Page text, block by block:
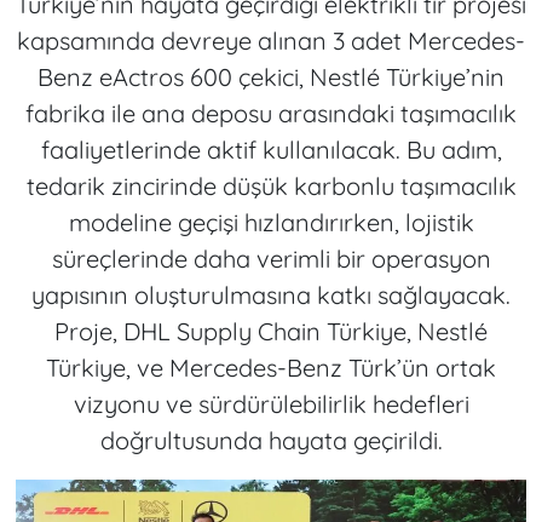
kapsamında devreye alınan 3 adet Mercedes-
Benz eActros 600 çekici, Nestlé Türkiye’nin
fabrika ile ana deposu arasındaki taşımacılık
faaliyetlerinde aktif kullanılacak. Bu adım,
tedarik zincirinde düşük karbonlu taşımacılık
modeline geçişi hızlandırırken, lojistik
süreçlerinde daha verimli bir operasyon
yapısının oluşturulmasına katkı sağlayacak.
Proje, DHL Supply Chain Türkiye, Nestlé
Türkiye, ve Mercedes-Benz Türk’ün ortak
vizyonu ve sürdürülebilirlik hedefleri
doğrultusunda hayata geçirildi.